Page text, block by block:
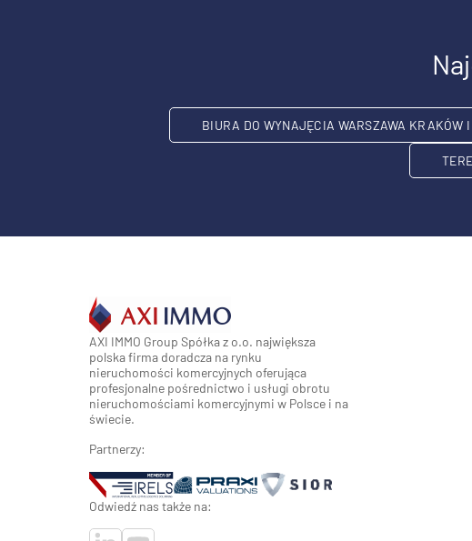
BIURA DO WYNAJĘCIA WARSZAWA KRAKÓW
AXI IMMO Group Spółka z o.o. największa
polska firma doradcza na rynku
nieruchomości komercyjnych oferująca
profesjonalne pośrednictwo i usługi obrotu
nieruchomościami komercyjnymi w Polsce i na
świecie.
Partnerzy:
Odwiedź nas także na: